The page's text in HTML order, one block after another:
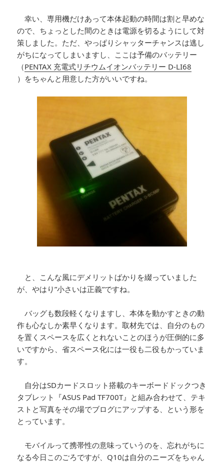
幸い、専用機だけあって本体起動の時間は割と早めな
ので、ちょっとした間のときは電源を切るようにして対
策しました。ただ、やっぱりシャッターチャンスは逃し
がちになってしまいますし、ここは予備のバッテリー
（PENTAX 充電式リチウムイオンバッテリー D-LI68
）をちゃんと用意した方がいいですね。
と、こんな風にデメリットばかりを綴っていました
が、やはり”小さいは正義”ですね。
バッグも数段軽くなりますし、本体を動かすときの動
作も心なしか素早くなります。取材先では、自分のもの
を置くスペースを広くとれないことのほうが圧倒的に多
いですから、省スペース化には一役も二役もかっていま
す。
自分はSDカードスロット搭載のキーボードドックつき
タブレット『ASUS Pad TF700T』と組み合わせて、テキ
ストと写真をその場でブログにアップする、という形を
とっています。
モバイルって携帯性の意味っていうのを、忘れがちに
なる今日このごろですが、Q10は自分のニーズをちゃん